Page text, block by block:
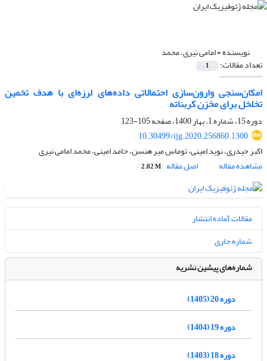
نویسنده =امامی نیری، محمد
تعداد مقالات: 1
امکان‌سنجی وارون‌سازی احتمالاتی داده‌های لرزه‌ای با هدف تخمین
تخلخل برای مخزن کربناته
دوره 15، شماره 1، بهار 1400، صفحه
105-123
10.30499/ijg.2020.256860.1300
اکبر حیدری، نوید امینی، توماس میر هنسن، حامد امینی، محمد امامی نیری
مشاهده مقاله
اصل مقاله 2.02 M
مقالات آماده انتشار
شماره جاری
شماره‌های پیشین نشریه
دوره 20 (1405)
دوره 19 (1404)
دوره 18 (1403)